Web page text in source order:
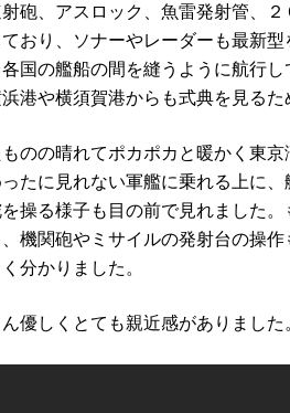
砲、アスロック、魚雷発射管、
おり、ソナーやレーダーも最新
国の艦船の間を縫うように航行
港や横須賀港からも式典を見る
のの晴れてポカポカと暖かく東
たに見れない軍艦に乗れる上に
操る様子も目の前で見れました
機関砲やミサイルの発射台の操
分かりました。
優しくとても親近感がありました
！’